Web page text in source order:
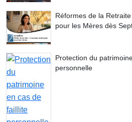
Réformes de la
pour les Mères dès
Protection du
personnelle